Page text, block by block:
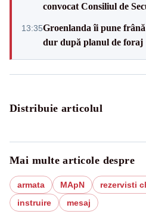
convocat Consiliul de
13:35Groenlanda îi pune
dur după planul de foraj
Distribuie articolul
Mai multe articole despre
armata MApN rezervisti
instruire
mesaj